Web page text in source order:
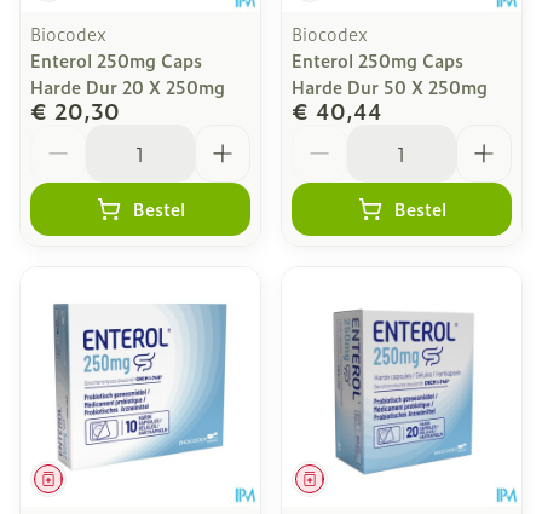
Biocodex
Enterol 250mg Caps
Harde Dur 20 X 250mg
€ 20,30
Bestel
Biocodex
Enterol 250mg Caps
Harde Dur 50 X 250mg
€ 40,44
Bestel
Geneesmiddel Geneesmiddel